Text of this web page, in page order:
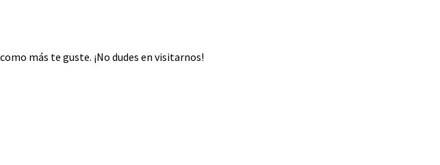
más te guste. ¡No dudes en visitarnos!